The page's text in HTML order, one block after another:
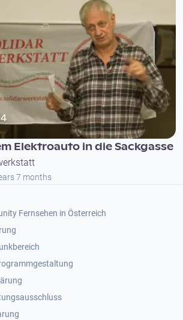
Elektroauto in die Sackgasse
7 months
Fernsehen in Österreich